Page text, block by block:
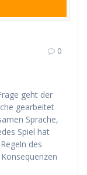
0
geht der
gearbeitet
Sprache,
Spiel hat
des